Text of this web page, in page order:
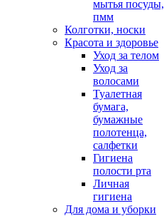
мытья посуды,
пмм
Колготки, носки
Красота и здоровье
Уход за телом
Уход за
волосами
Туалетная
бумага,
бумажные
полотенца,
салфетки
Гигиена
полости рта
Личная
гигиена
Для дома и уборки